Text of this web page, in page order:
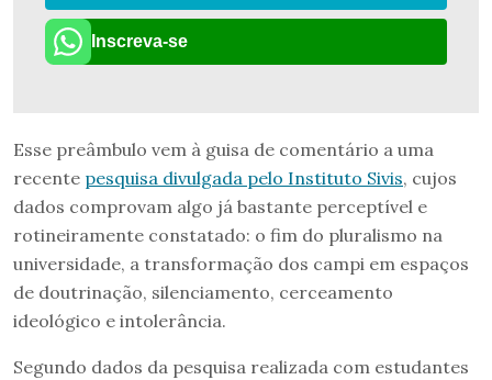
Inscreva-se
Esse preâmbulo vem à guisa de comentário a uma
recente pesquisa divulgada pelo Instituto Sivis, cujos
dados comprovam algo já bastante perceptível e
rotineiramente constatado: o fim do pluralismo na
universidade, a transformação dos campi em espaços
de doutrinação, silenciamento, cerceamento
ideológico e intolerância.
Segundo dados da pesquisa realizada com estudantes